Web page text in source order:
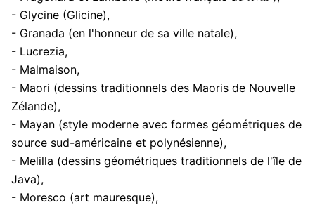
- Glycine (Glicine),
- Granada (en l'honneur de sa ville natale),
- Lucrezia,
- Malmaison,
- Maori (dessins traditionnels des Maoris de Nouvelle
Zélande),
- Mayan (style moderne avec formes géométriques de
source sud-américaine et polynésienne),
- Melilla (dessins géométriques traditionnels de l'île de
Java),
- Moresco (art mauresque),